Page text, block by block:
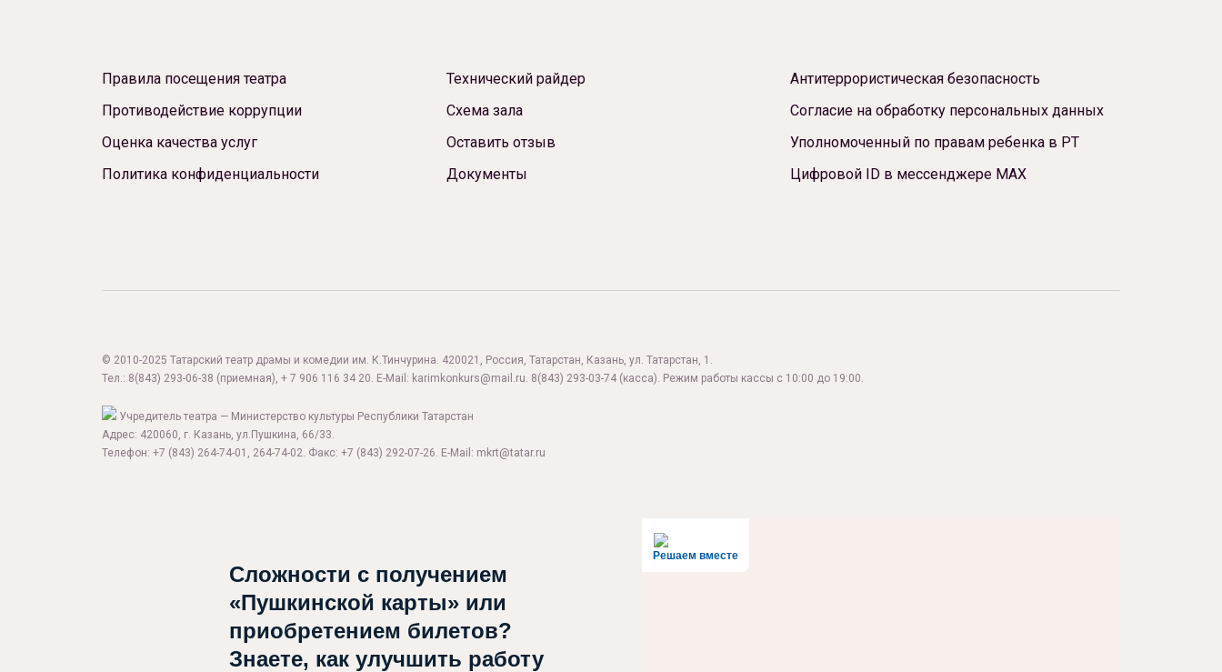
Правила посещения театра
Противодействие коррупции
Оценка качества услуг
Политика конфиденциальности
Технический райдер
Схема зала
Оставить отзыв
Документы
Антитеррористическая безопасность
Согласие на обработку персональных данных
Уполномоченный по правам ребенка в РТ
Цифровой ID в мессенджере МАХ
© 2010-2025 Татарский театр драмы и комедии им. К.Тинчурина. 420021, Россия, Татарстан, Казань, ул. Татарстан, 1.
Тел.: 8(843) 293-06-38 (приемная), + 7 906 116 34 20. E-Mail: karimkonkurs@mail.ru. 8(843) 293-03-74 (касса). Режим работы кассы с 10:00 до 19:00.
Учредитель театра — Министерство культуры Республики Татарстан
Адрес: 420060, г. Казань, ул.Пушкина, 66/33.
Телефон: +7 (843) 264-74-01, 264-74-02. Факс: +7 (843) 292-07-26. E-Mail: mkrt@tatar.ru
Решаем вместе
Сложности с получением
«Пушкинской карты» или
приобретением билетов?
Знаете, как улучшить работу